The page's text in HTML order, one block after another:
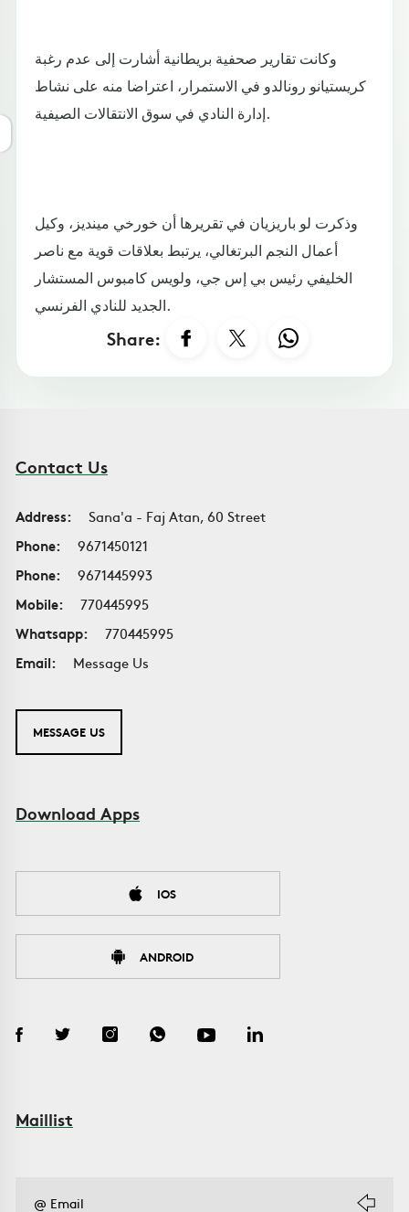
وكانت تقارير صحفية بريطانية أشارت إلى عدم رغبة
كريستيانو رونالدو في الاستمرار، اعتراضا منه على نشاط
إدارة النادي في سوق الانتقالات الصيفية.
وذكرت لو باريزيان في تقريرها أن خورخي مينديز، وكيل
أعمال النجم البرتغالي، يرتبط بعلاقات قوية مع ناصر
الخليفي رئيس بي إس جي، ولويس كامبوس المستشار
الجديد للنادي الفرنسي.
Share:
Contact Us
Address:
Sana'a - Faj Atan, 60 Street
Phone:
9671450121
Phone:
9671445993
Mobile:
770445995
Whatsapp:
770445995
Email:
Message Us
MESSAGE US
Download Apps
IOS
ANDROID
Maillist